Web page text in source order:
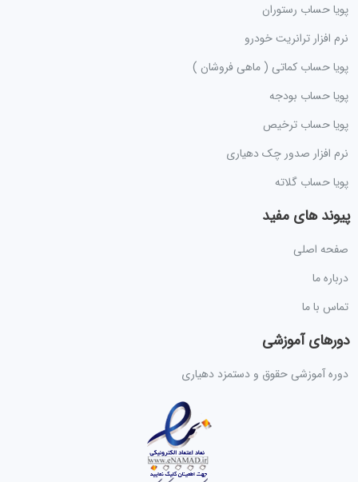
پویا حساب رستوران
نرم افزار ترانریت خودرو
پویا حساب کماتی ( ماهی فروشان )
پویا حساب بودجه
پویا حساب ترخیص
نرم افزار صدور چک دهیاری
پویا حساب گلاته
پیوند های مفید
صفحه اصلی
درباره ما
تماس با ما
دورهای آموزشی
دوره آموزشی حقوق و دستمزد دهیاری